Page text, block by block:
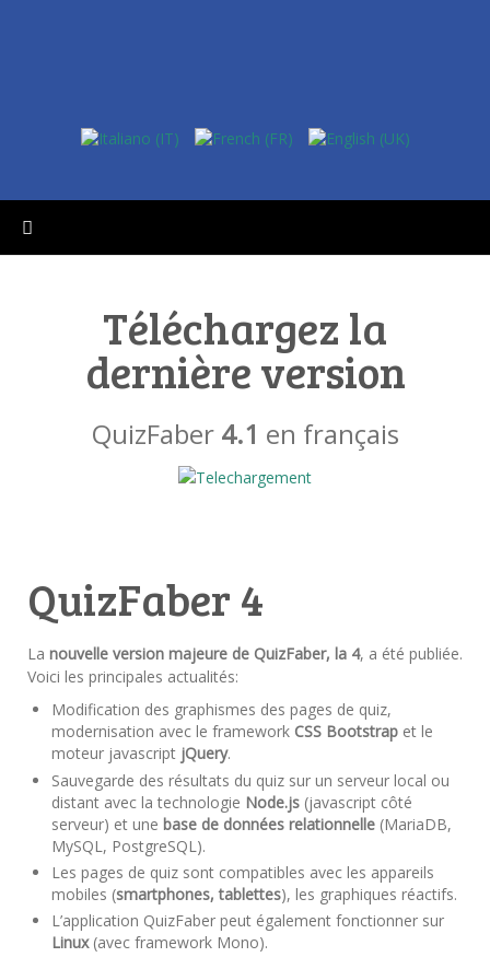
Téléchargez la
dernière version
QuizFaber 4.1 en français
QuizFaber 4
La nouvelle version majeure de QuizFaber, la 4, a été publiée.
Voici les principales actualités:
Modification des graphismes des pages de quiz,
modernisation avec le framework CSS Bootstrap et le
moteur javascript jQuery.
Sauvegarde des résultats du quiz sur un serveur local ou
distant avec la technologie Node.js (javascript côté
serveur) et une base de données relationnelle (MariaDB,
MySQL, PostgreSQL).
Les pages de quiz sont compatibles avec les appareils
mobiles (smartphones, tablettes), les graphiques réactifs.
L’application QuizFaber peut également fonctionner sur
Linux(avec framework Mono).